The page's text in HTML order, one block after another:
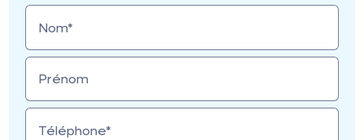
Nom*
Prénom
Téléphone*